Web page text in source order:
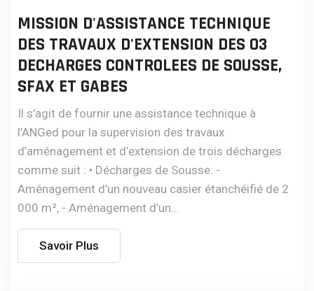
MISSION D'ASSISTANCE TECHNIQUE
DES TRAVAUX D'EXTENSION DES 03
DECHARGES CONTROLEES DE SOUSSE,
SFAX ET GABES
Il s’agit de fournir une assistance technique à
l’ANGed pour la supervision des travaux
d’aménagement et d’extension de trois décharges
comme suit : • Décharges de Sousse: -
Aménagement d’un nouveau casier étanchéifié de 2
000 m², - Aménagement d’un...
Savoir Plus